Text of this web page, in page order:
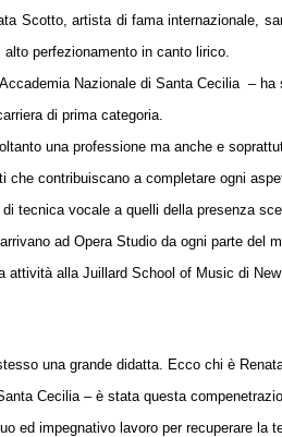
Scotto, artista di fama internazionale,
perfezionamento in canto lirico.
Nazionale di Santa Cecilia –ha
di prima categoria.
una professione ma anche e
che contribuiscano a completare ogni
tecnica vocale a quelli della presenza
ad Opera Studio da ogni parte del
attività alla Juillard School of Music di
una grande didatta. Ecco chi è
Cecilia – è stata questa
ed impegnativo lavoro per recuperare la